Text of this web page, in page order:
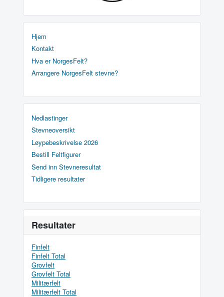
Hjem
Kontakt
Hva er NorgesFelt?
Arrangere NorgesFelt stevne?
Nedlastinger
Stevneoversikt
Løypebeskrivelse 2026
Bestill Feltfigurer
Send inn Stevneresultat
Tidligere resultater
Resultater
Finfelt
Finfelt Total
Grovfelt
Grovfelt Total
Militærfelt
Militærfelt Total